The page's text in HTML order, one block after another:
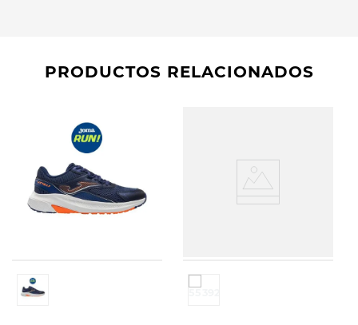
PRODUCTOS RELACIONADOS